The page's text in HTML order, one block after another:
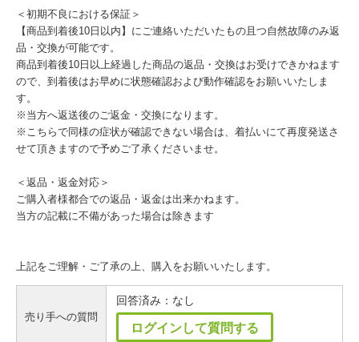
＜初期不良における保証＞
【商品到着後10日以内】にご連絡いただいたもの且つ自然故障のみ返
品・交換が可能です。
商品到着後10日以上経過した商品の返品・交換はお受けできかねます
ので、到着後はお早めに状態確認および動作確認をお願いいたしま
す。
※当方へ返送後のご返金・交換になります。
※こちらで同様の症状が確認できない場合は、着払いにて再度発送さ
せて頂きますので予めご了承くださいませ。
＜返品・返金対応＞
ご購入者様都合での返品・返金は出来かねます。
当方の記載に不備があった場合は除きます
上記をご理解・ご了承の上、購入をお願いいたします。
売り手への質問
回答済み：なし
ログインして質問する